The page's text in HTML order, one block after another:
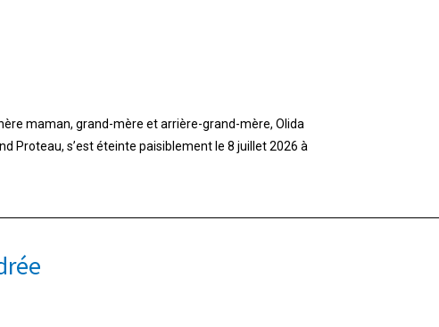
maman, grand-mère et arrière-grand-mère, Olida
Proteau, s’est éteinte paisiblement le 8 juillet 2026 à